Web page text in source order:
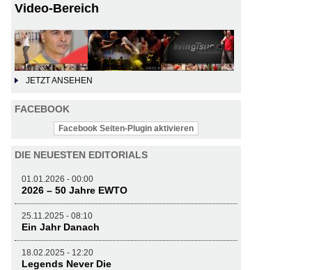
Video-Bereich
JETZT ANSEHEN
FACEBOOK
Facebook Seiten-Plugin aktivieren
DIE NEUESTEN EDITORIALS
01.01.2026 - 00:00
2026 – 50 Jahre EWTO
25.11.2025 - 08:10
Ein Jahr Danach
18.02.2025 - 12:20
Legends Never Die